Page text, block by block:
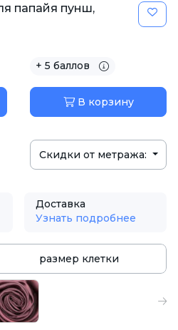
папайя пунш,
+ 5 баллов
В корзину
Скидки от метража:
Доставка
Узнать подробнее
размер клетки